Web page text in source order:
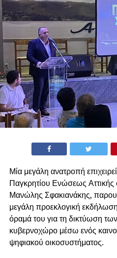
Μία μεγάλη ανατροπή
Παγκρητίου Ενώσεως
Μανώλης Σφακιανάκης,
μεγάλη προεκλογική
όραμά του για τη δικτύωση
κυβερνοχώρο μέσω ενός
ψηφιακού οικοσυστήματος.